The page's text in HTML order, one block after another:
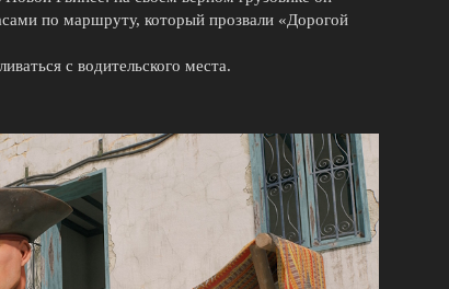
по маршруту, который прозвали «Дорогой
с водительского места.